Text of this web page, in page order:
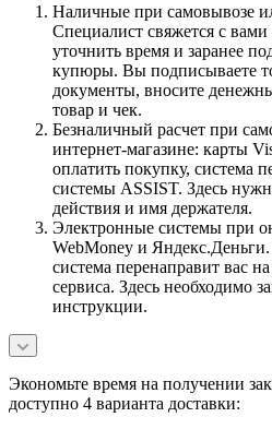
Наличные при самовывозе
Специалист свяжется с
уточнить время и заранее
купюры. Вы подписываете
документы, вносите
товар и чек.
Безналичный расчет при
интернет-магазине: карты
оплатить покупку, система
системы ASSIST. Здесь
действия и имя держателя.
Электронные системы при
WebMoney и
система перенаправит вас
сервиса. Здесь необходимо
инструкции.
Экономьте время на получении
доступно 4 варианта доставки: